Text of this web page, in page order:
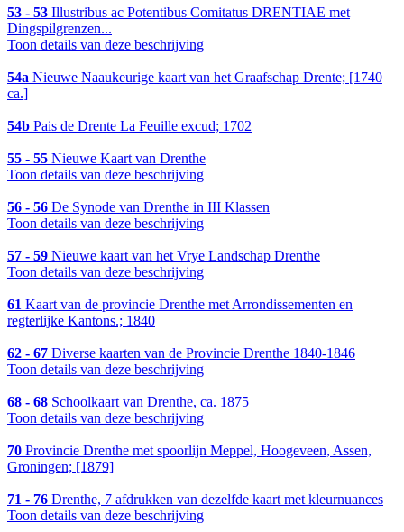
53 - 53 Illustribus ac Potentibus Comitatus DRENTIAE met
Dingspilgrenzen...
Toon details van deze beschrijving
54a Nieuwe Naaukeurige kaart van het Graafschap Drente; [1740
ca.]
54b Pais de Drente La Feuille excud; 1702
55 - 55 Nieuwe Kaart van Drenthe
Toon details van deze beschrijving
56 - 56 De Synode van Drenthe in III Klassen
Toon details van deze beschrijving
57 - 59 Nieuwe kaart van het Vrye Landschap Drenthe
Toon details van deze beschrijving
61 Kaart van de provincie Drenthe met Arrondissementen en
regterlijke Kantons.; 1840
62 - 67 Diverse kaarten van de Provincie Drenthe 1840-1846
Toon details van deze beschrijving
68 - 68 Schoolkaart van Drenthe, ca. 1875
Toon details van deze beschrijving
70 Provincie Drenthe met spoorlijn Meppel, Hoogeveen, Assen,
Groningen; [1879]
71 - 76 Drenthe, 7 afdrukken van dezelfde kaart met kleurnuances
Toon details van deze beschrijving